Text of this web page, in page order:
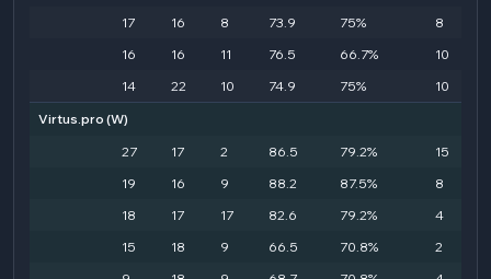
17
16 8 73.9 75%
8
16
16 11 76.5 66.7%
10
14
22 10 74.9 75%
10
Virtus.pro (W)
27
17 2 86.5 79.2%
15
19
16 9 88.2 87.5%
8
18
17 17 82.6 79.2%
4
15
18 9 66.5 70.8%
2